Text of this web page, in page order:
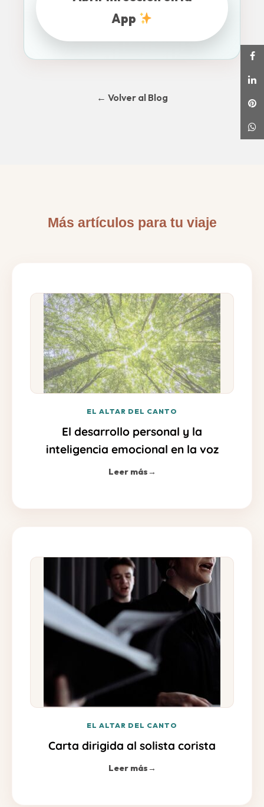
App
← Volver al Blog
Más artículos para tu viaje
EL ALTAR DEL CANTO
El desarrollo personal y la
inteligencia emocional en la voz
Leer más→
EL ALTAR DEL CANTO
Carta dirigida al solista corista
Leer más→